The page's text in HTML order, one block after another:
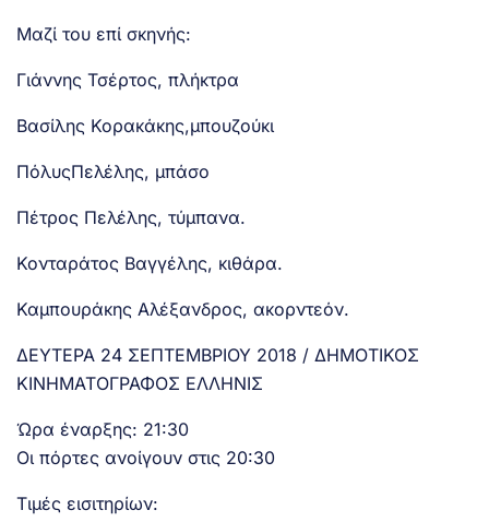
Μαζί του επί σκηνής:
Γιάννης Τσέρτος, πλήκτρα
Βασίλης Κορακάκης,μπουζούκι
ΠόλυςΠελέλης, μπάσο
Πέτρος Πελέλης, τύμπανα.
Κονταράτος Βαγγέλης, κιθάρα.
Καμπουράκης Αλέξανδρος, ακορντεόν.
ΔΕΥΤΕΡΑ 24 ΣΕΠΤΕΜΒΡΙΟΥ 2018 / ΔΗΜΟΤΙΚΟΣ
ΚΙΝΗΜΑΤΟΓΡΑΦΟΣ ΕΛΛΗΝΙΣ
Ώρα έναρξης: 21:30
Οι πόρτες ανοίγουν στις 20:30
Τιμές εισιτηρίων: